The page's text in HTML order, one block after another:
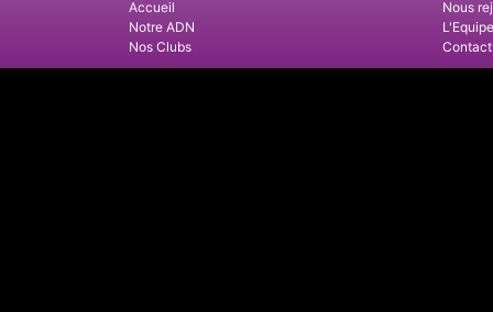
Accueil
Notre ADN
Nos Clubs
Nous
L'Equipe